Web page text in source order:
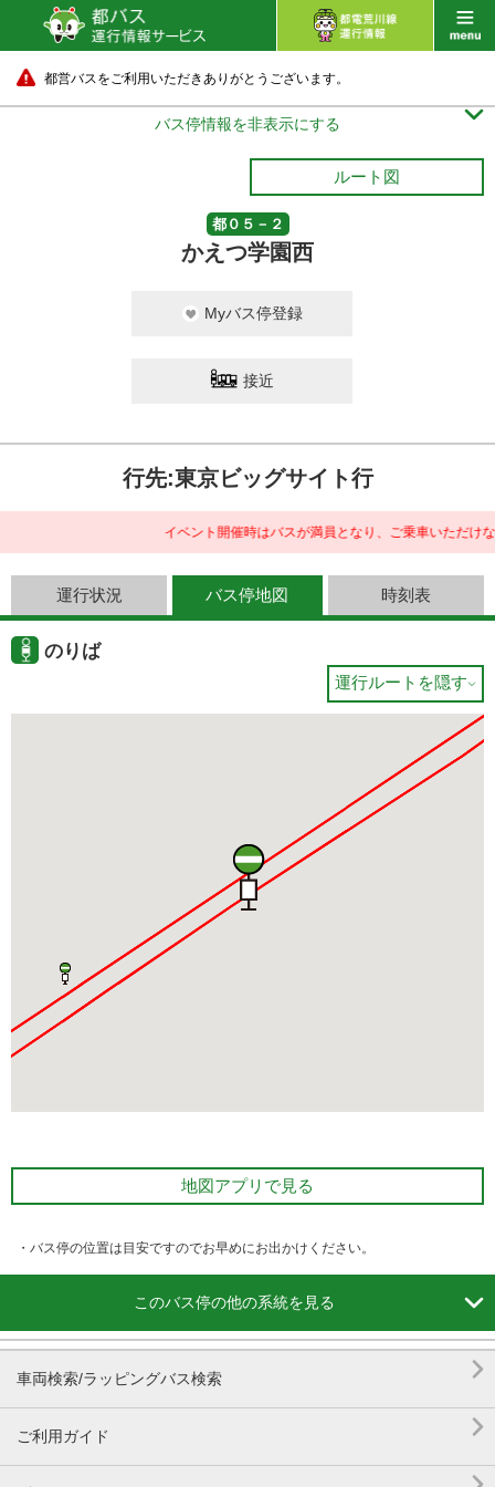
都営バスをご利用いただきありがとうございます。
バス停情報を非表示にする 
ルート図
都０５－２
かえつ学園西
Myバス停登録
接近
行先:東京ビッグサイト行
イベント開催時はバスが満員となり、ご乗車いただけ
運行状況 バス停地図 時刻表
のりば
運行ルートを隠す
地図アプリで見る
・バス停の位置は目安ですのでお早めにお出かけください。
このバス停の他の系統を見る 
車両検索/ラッピングバス検索 
ご利用ガイド 